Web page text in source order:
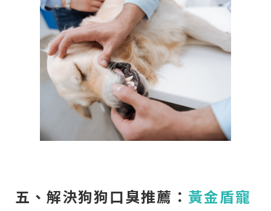
五、解決狗狗口臭推薦： 黃金盾寵